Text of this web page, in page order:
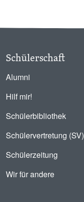
Schülerschaft
Alumni
Hilf mir!
Schülerbibliothek
Schülervertretung (SV)
Schülerzeitung
Wir für andere